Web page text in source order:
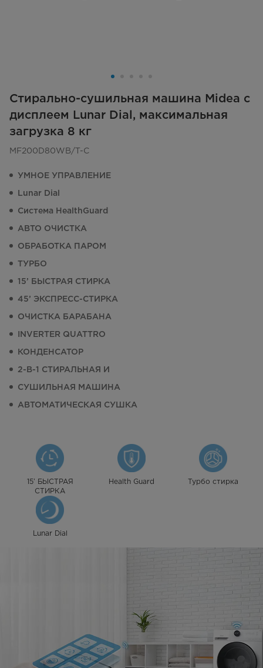
Стирально-сушильная машина Midea с
дисплеем Lunar Dial, максимальная
загрузка 8 кг
MF200D80WB/T-C
УМНОЕ УПРАВЛЕНИЕ
Lunar Dial
Система HealthGuard
АВТО ОЧИСТКА
ОБРАБОТКА ПАРОМ
ТУРБО
15’ БЫСТРАЯ СТИРКА
45’ ЭКСПРЕСС-СТИРКА
ОЧИСТКА БАРАБАНА
INVERTER QUATTRO
КОНДЕНСАТОР
2-В-1 СТИРАЛЬНАЯ И
СУШИЛЬНАЯ МАШИНА
АВТОМАТИЧЕСКАЯ СУШКА
15’ БЫСТРАЯ
СТИРКА
Health Guard Турбо стирка
Lunar Dial